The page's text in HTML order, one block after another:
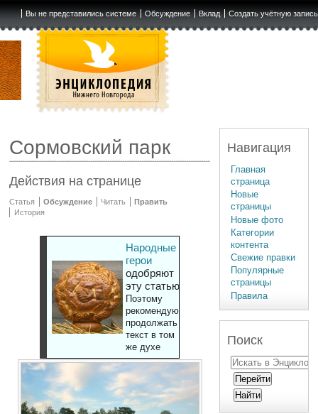
Вы не представились системе Обсуждение Вклад Создать учётную запись
Сормовский парк
Действия на странице
Статья Обсуждение Читать
Править
История
Народные
герои
одобряют
эту статью
Поэтому
рекомендуют
продолжать
текст в том
же духе
Навигация
Главная
страница
Новые
страницы
Новые фото
Категории
контента
Свежие правки
Популярные
страницы
Правила
Поиск